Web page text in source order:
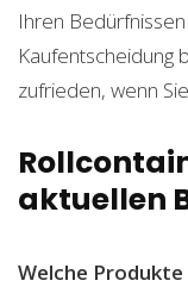
Ihren
Kaufentscheidung
zufrieden, wenn
aktuellen
Welche